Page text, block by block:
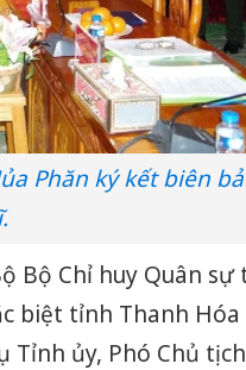
Phăn ký kết biên
Bộ Chỉ huy Quân sự
biệt tỉnh Thanh Hóa
Tỉnh ủy, Phó Chủ